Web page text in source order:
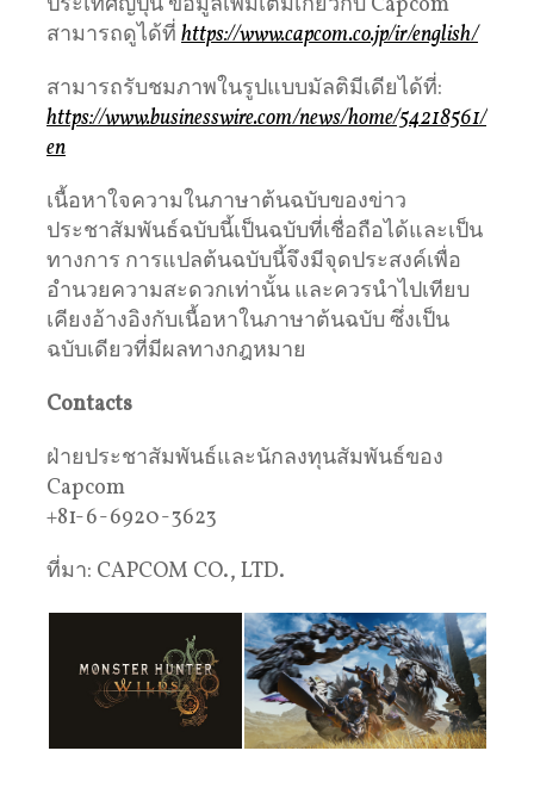
สามารถดูได้ที่ https://www.capcom.co.jp/ir/english/
สามารถรับชมภาพในรูปแบบมัลติมีเดียได้ที่:
https://www.businesswire.com/news/home/54218561/
en
เนื้อหาใจความในภาษาต้นฉบับของข่าว
ประชาสัมพันธ์ฉบับนี้เป็นฉบับที่เชื่อถือได้และเป็น
ทางการ การแปลต้นฉบับนี้จึงมีจุดประสงค์เพื่อ
อำนวยความสะดวกเท่านั้น และควรนำไปเทียบ
เคียงอ้างอิงกับเนื้อหาในภาษาต้นฉบับ ซึ่งเป็น
ฉบับเดียวที่มีผลทางกฎหมาย
Contacts
ฝ่ายประชาสัมพันธ์และนักลงทุนสัมพันธ์ของ
Capcom
+81-6-6920-3623
ที่มา: CAPCOM CO., LTD.